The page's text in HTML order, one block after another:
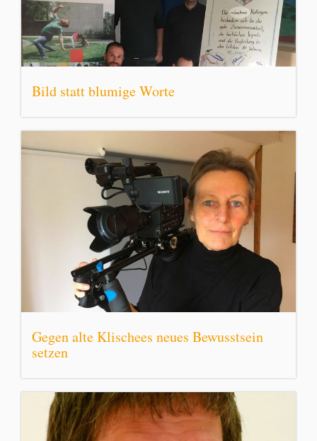
Bild statt blumige Worte
Gegen alte Klischees neues Bewusstsein
setzen